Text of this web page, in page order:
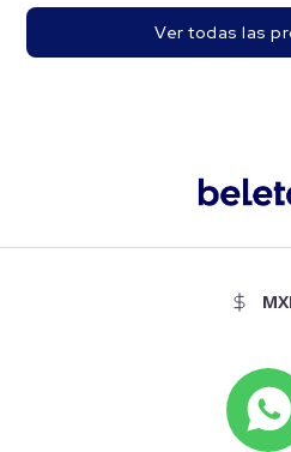
Ver todas las